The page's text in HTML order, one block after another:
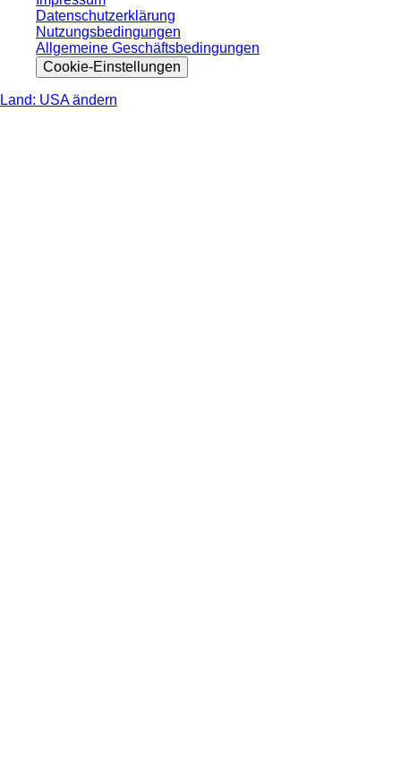
Datenschutzerklärung
Nutzungsbedingungen
Allgemeine Geschäftsbedingungen
Cookie-Einstellungen
Land: USA ändern